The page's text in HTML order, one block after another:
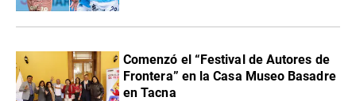
Comenzó el “Festival de Autores de
Frontera” en la Casa Museo Basadre
en Tacna